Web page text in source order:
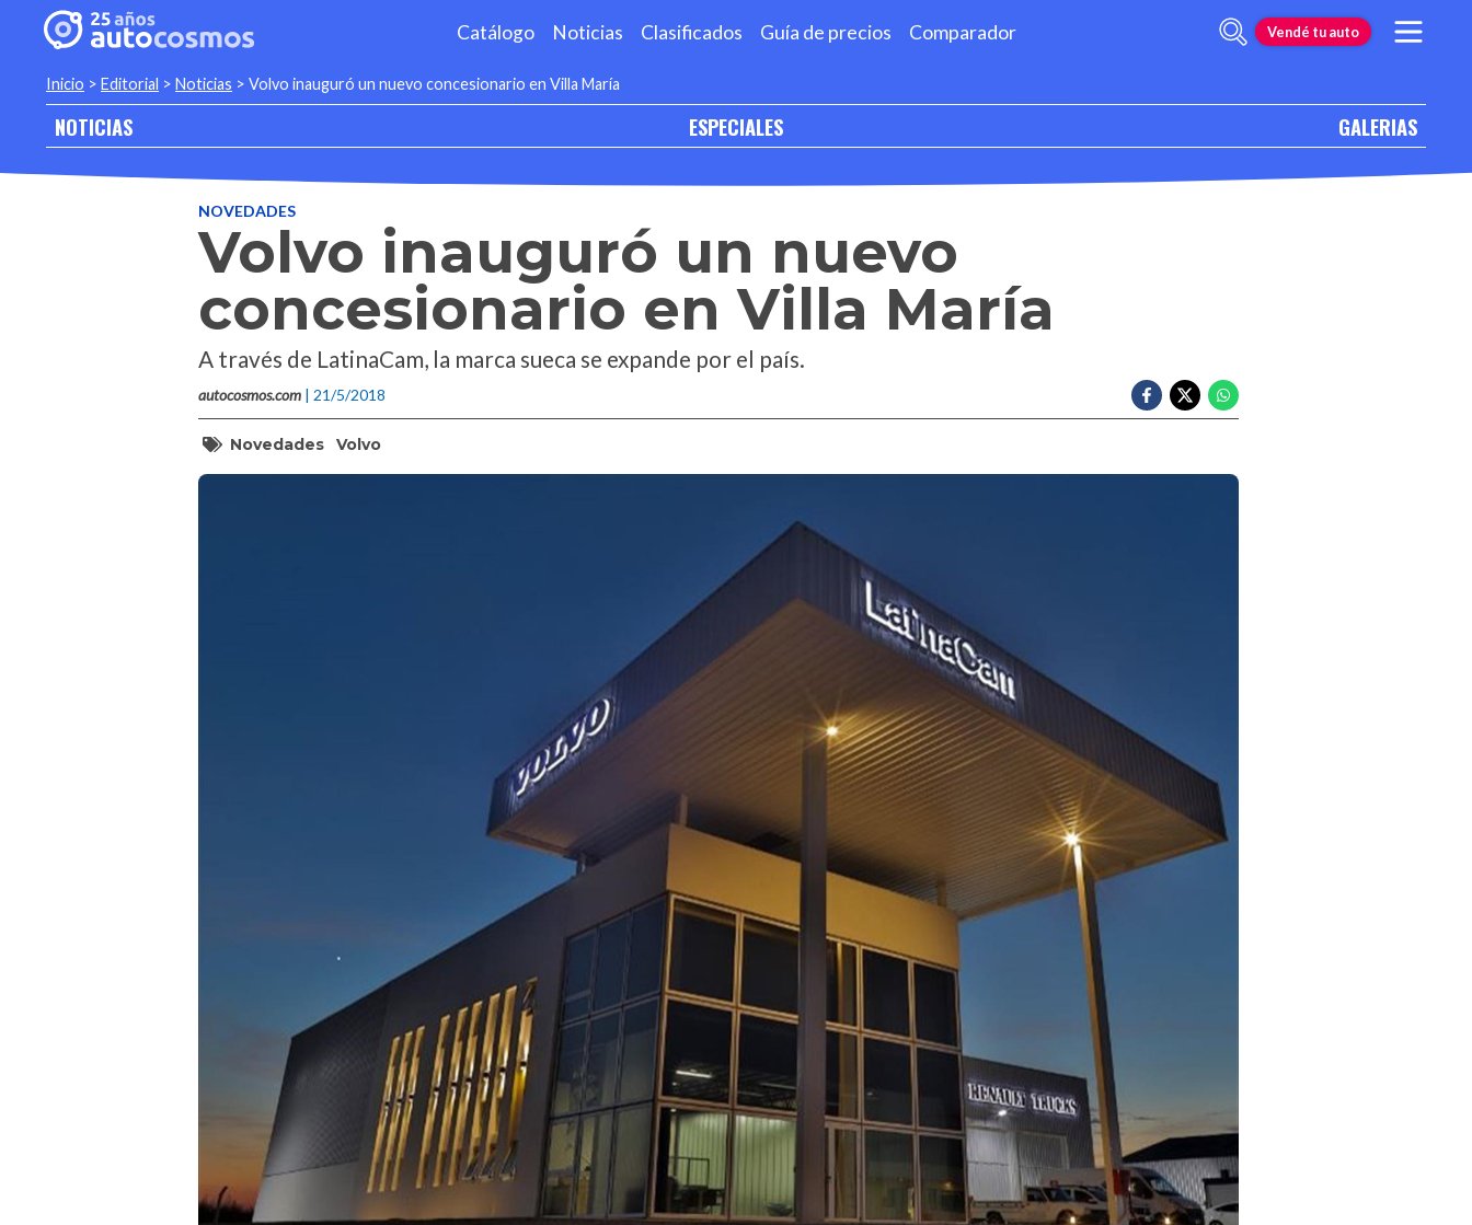
Catálogo Noticias Clasificados Guía de precios Comparador Vendé tu auto
Inicio > Editorial > Noticias > Volvo inauguró un nuevo concesionario en Villa María
NOTICIAS ESPECIALES GALERIAS
NOVEDADES
Volvo inauguró un nuevo
concesionario en Villa María
A través de LatinaCam, la marca sueca se expande por el país.
autocosmos.com | 21/5/2018
Novedades Volvo